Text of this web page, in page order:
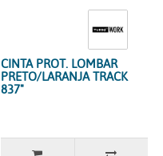
CINTA PROT. LOMBAR
PRETO/LARANJA TRACK
837"